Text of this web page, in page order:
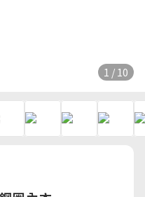
1 / 10